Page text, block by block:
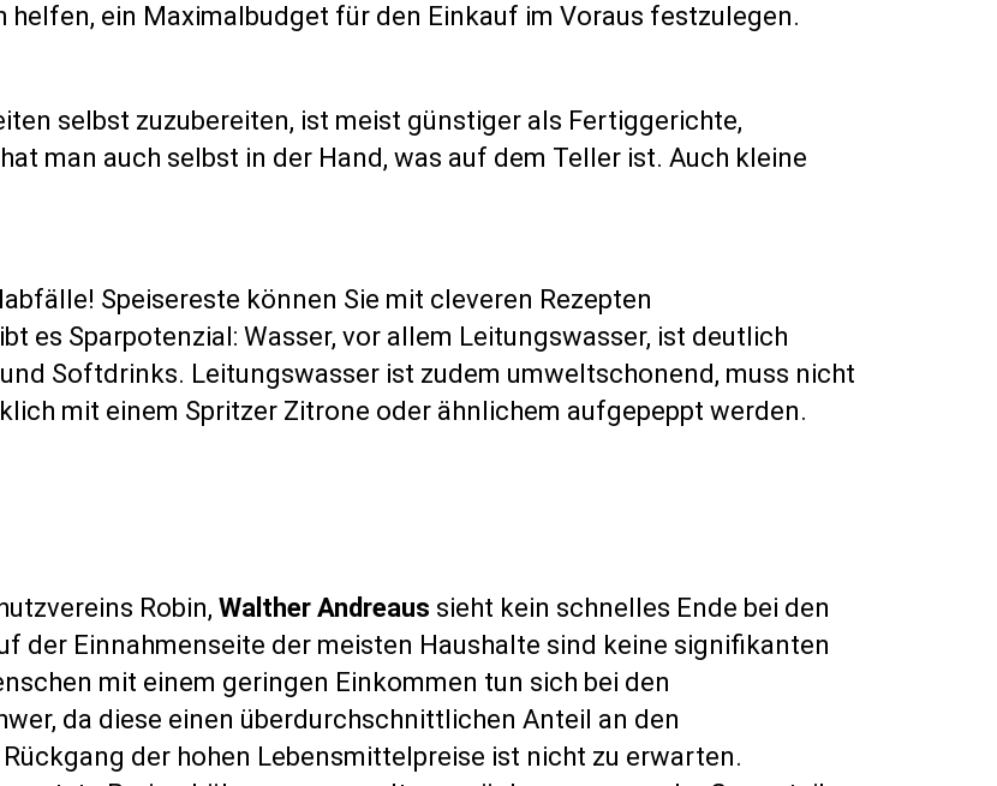
helfen, ein Maximalbudget für den Einkauf im Voraus festzulegen.
selbst zuzubereiten, ist meist günstiger als Fertiggerichte,
man auch selbst in der Hand, was auf dem Teller ist. Auch kleine
Speisereste können Sie mit cleveren Rezepten
es Sparpotenzial: Wasser, vor allem Leitungswasser, ist deutlich
Softdrinks. Leitungswasser ist zudem umweltschonend, muss nicht
mit einem Spritzer Zitrone oder ähnlichem aufgepeppt werden.
Robin, Walther Andreaus sieht kein schnelles Ende bei den
der Einnahmenseite der meisten Haushalte sind keine signifikanten
mit einem geringen Einkommen tun sich bei den
da diese einen überdurchschnittlichen Anteil an den
der hohen Lebensmittelpreise ist nicht zu erwarten.